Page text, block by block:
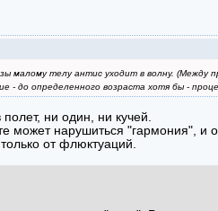
малому телу антис уходит в волну. (Между
- до определенного возраста хотя бы -
ни один, ни кучей.
может нарушиться "гармония", и
от флюктуаций.